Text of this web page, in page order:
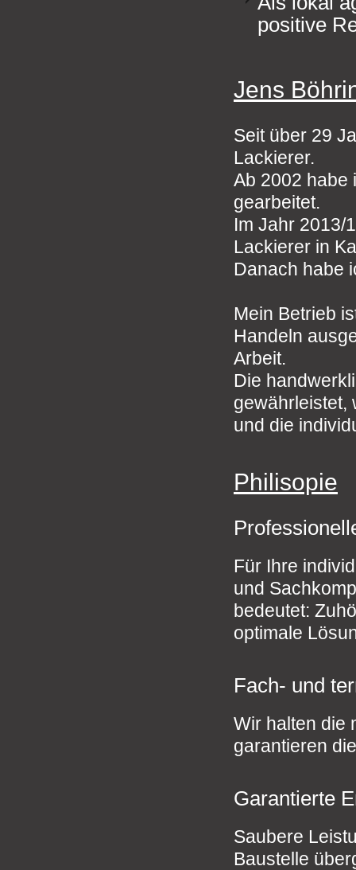
positive
Jens
Seit über 29
Lackierer.
Ab 2002 habe
gearbeitet.
Im Jahr 2013/
Lackierer in
Danach habe
Mein Betrieb
Handeln
Arbeit.
Die
gewährleistet,
und die
Philisopie
Für Ihre
und
bedeutet:
optimale
Fach- und
Wir halten die
garantieren
Garantierte
Saubere
Baustelle